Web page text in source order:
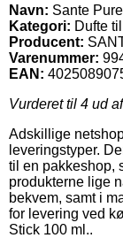
Navn: Sante
Kategori: Dufte
Producent:
Varenummer:
EAN:
Vurderet til 4 ud
Adskillige
leveringstyper.
til en pakkeshop,
produkterne lige
bekvem, samt i
for levering ved
Stick 100 ml..